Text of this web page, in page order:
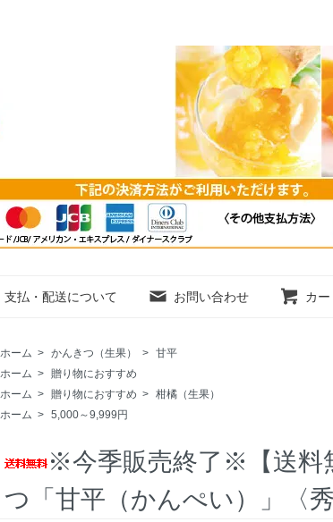
支払・配送について お問い合わせ カー
ホーム > かんきつ（生果） > 甘平
ホーム > 贈り物におすすめ
ホーム > 贈り物におすすめ > 柑橘（生果）
ホーム > 5,000～9,999円
※今季販売終了※【送料
つ「甘平（かんぺい）」〈